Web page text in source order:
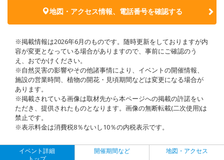
地図・アクセス情報、電話番号を確認する
※掲載情報は2026年6月のものです。随時更新をしておりますが内
容が変更となっている場合がありますので、事前にご確認のう
え、おでかけください。
※自然災害の影響やその他諸事情により、イベントの開催情報、
施設の営業時間、植物の開花・見頃期間などは変更になる場合が
あります。
※掲載されている画像は取材先から本ページへの掲載の許諾をい
ただき、提供されたものとなります。画像の無断転載(二次使用)は
禁止です。
※表示料金は消費税8％ないし10％の内税表示です。
イベント詳細
開催期間など 地図・アクセス